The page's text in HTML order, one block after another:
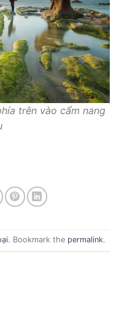
trên vào cẩm nang
. Bookmark the permalink.